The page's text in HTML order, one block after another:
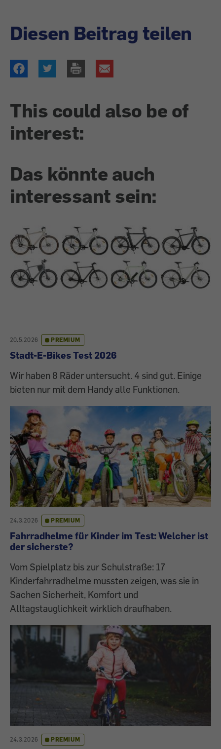
Diesen Beitrag teilen
This could also be of
interest:
Das könnte auch
interessant sein:
20.5.2026 PREMIUM
Stadt-E-Bikes Test 2026
Wir haben 8 Räder untersucht. 4 sind gut. Einige
bieten nur mit dem Handy alle Funktionen.
24.3.2026 PREMIUM
Fahrradhelme für Kinder im Test: Welcher ist
der sicherste?
Vom Spielplatz bis zur Schulstraße: 17
Kinderfahrradhelme mussten zeigen, was sie in
Sachen Sicherheit, Komfort und
Alltagstauglichkeit wirklich draufhaben.
24.3.2026 PREMIUM